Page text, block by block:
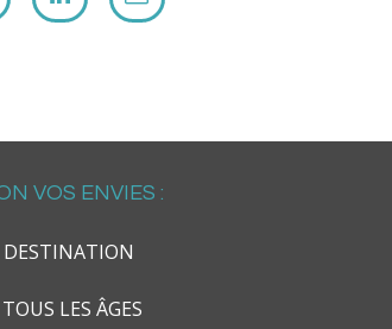
VOS ENVIES :
LES ÂGES